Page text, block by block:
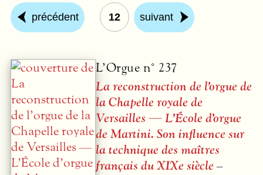
précédent 12 suivant
L’Orgue n° 237
La reconstruction de l’orgue de
la Chapelle royale de
Versailles — L’École d’orgue
de Martini. Son influence sur
la technique des maîtres
français du XIXe siècle –